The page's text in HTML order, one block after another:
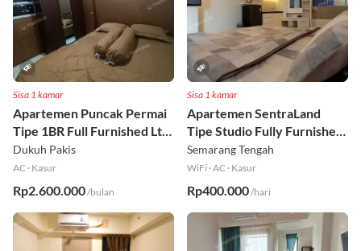
Sisa 1 kamar
Apartemen Puncak Permai
Tipe 1BR Full Furnished Lt
18
Dukuh Pakis
AC · Kasur
Rp2.600.000/bulan
Sisa 1 kamar
Apartemen SentraLand
Tipe Studio Fully Furnished
Lt 8
Semarang Tengah
WiFi ·AC · Kasur
Rp400.000/hari